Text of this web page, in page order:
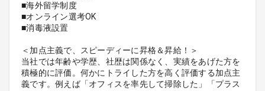
■海外留学制度
■オンライン選考OK
■消毒液設置
＜加点主義で、スピーディーに昇格＆昇給！＞
当社では年齢や学歴、社歴は関係なく、実績をあげた方を
積極的に評価。何かにトライした方を高く評価する加点主
義です。例えば「オフィスを率先して掃除した」「プラス